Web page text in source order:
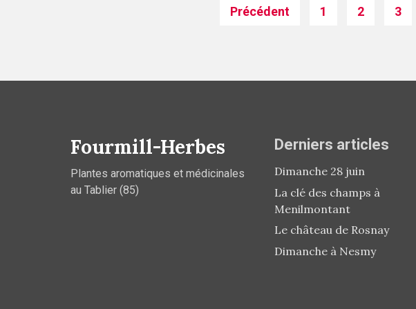
Précédent 1 2 3
Fourmill-Herbes
Plantes aromatiques et médicinales
au Tablier (85)
Derniers articles
Dimanche 28 juin
La clé des champs à
Menilmontant
Le château de Rosnay
Dimanche à Nesmy